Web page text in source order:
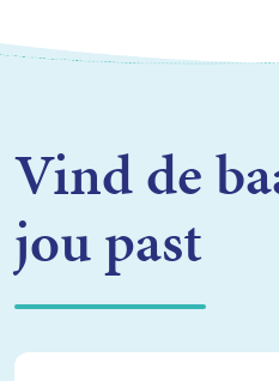
Vind de
jou past